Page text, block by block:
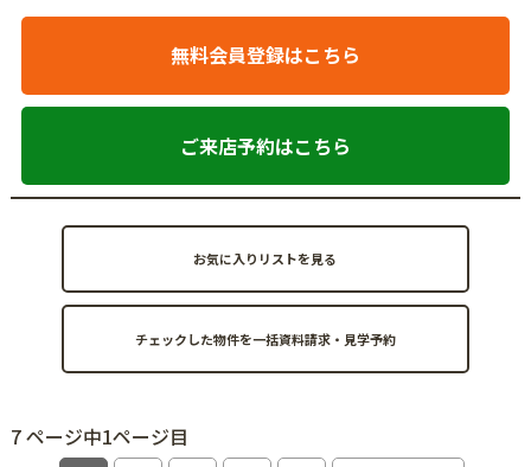
無料会員登録はこちら
ご来店予約はこちら
お気に入りリストを見る
7 ページ中1ページ目